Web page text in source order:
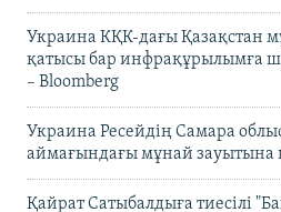
Украина КҚК-дағы Қазақстан
қатысы бар инфрақұрылымға
– Bloomberg
Украина Ресейдің Самара
аймағындағы мұнай зауытына
Қайрат Сатыбалдыға тиесілі